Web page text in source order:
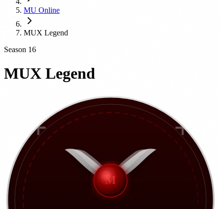
MU Online
MUX Legend
Season 16
MUX Legend